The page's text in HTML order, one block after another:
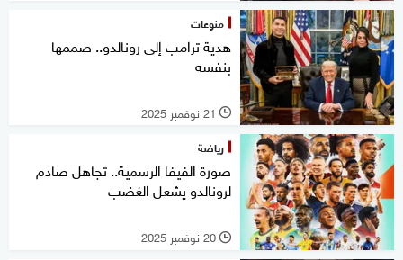
منوعات
هدية ترامب إلى رونالدو.. صممها
بنفسه
l 21 نوفمبر 2025
رياضة
صورة الفيفا الرسمية.. تجاهل صادم
لرونالدو يشعل الغضب
l 20 نوفمبر 2025